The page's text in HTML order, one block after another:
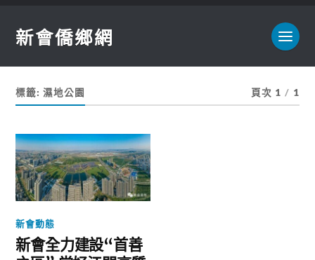
新會僑鄉網
標籤:濕地公園 頁次 1 / 1
新會動態
新會全力建設“首善